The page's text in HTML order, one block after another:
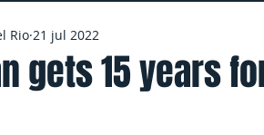
gets 15 years
Rio 21 jul 2022